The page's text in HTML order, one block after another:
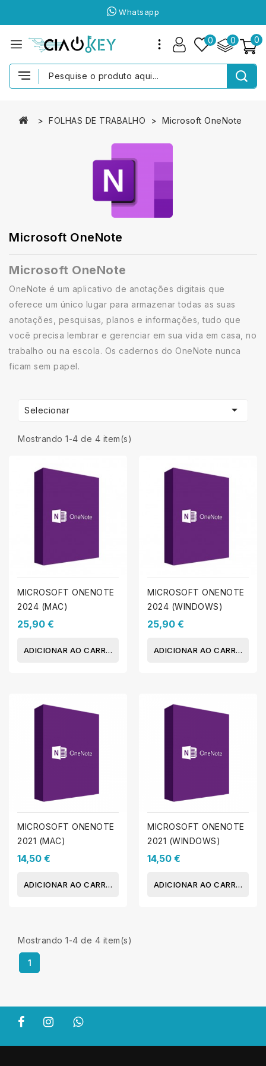
Whatsapp
0
0
0
FOLHAS DE TRABALHO Microsoft OneNote
Microsoft OneNote
Microsoft OneNote
OneNote é um aplicativo de anotações digitais que
oferece um único lugar para armazenar todas as suas
anotações, pesquisas, planos e informações, tudo que
você precisa lembrar e gerenciar em sua vida em casa, no
trabalho ou na escola. Os cadernos do OneNote nunca
ficam sem papel.
Selecionar 
Mostrando 1-4 de 4 item(s)
MICROSOFT ONENOTE
2024 (MAC)
25,90 €
ADICIONAR AO CARRINHO
MICROSOFT ONENOTE
2024 (WINDOWS)
25,90 €
ADICIONAR AO CARRINHO
MICROSOFT ONENOTE
2021 (MAC)
14,50 €
ADICIONAR AO CARRINHO
MICROSOFT ONENOTE
2021 (WINDOWS)
14,50 €
ADICIONAR AO CARRINHO
Mostrando 1-4 de 4 item(s)
1